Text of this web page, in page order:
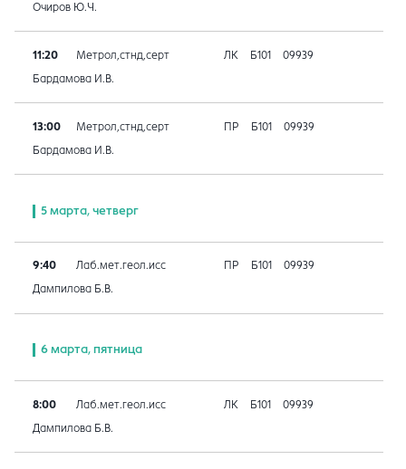
Очиров Ю.Ч.
11:20 Метрол,стнд,серт ЛК Б101 09939
Бардамова И.В.
13:00 Метрол,стнд,серт ПР Б101 09939
Бардамова И.В.
5 марта, четверг
9:40 Лаб.мет.геол.исс ПР Б101 09939
Дампилова Б.В.
6 марта, пятница
8:00 Лаб.мет.геол.исс ЛК Б101 09939
Дампилова Б.В.